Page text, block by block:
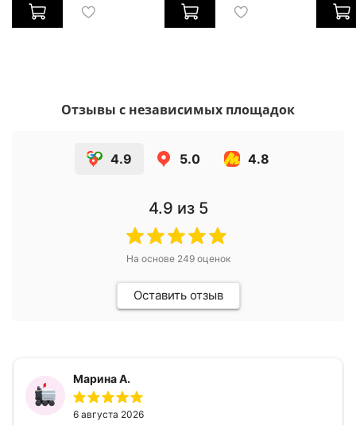
Отзывы с независимых площадок
4.9 5.0 4.8
4.9 из 5
На основе 249оценок
Оставить отзыв
Марина А.
6 августа 2026